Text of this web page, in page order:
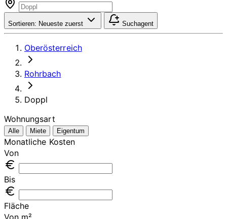
Sortieren: Neueste zuerst Suchagent
Oberösterreich
Rohrbach
Doppl
Wohnungsart
Alle Miete Eigentum
Monatliche Kosten
Von
Bis
Fläche
Von m²